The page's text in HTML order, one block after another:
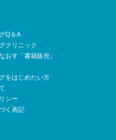
Q＆A
クリニック
おす「書籍販売」
をはじめたい方
シー
く表記